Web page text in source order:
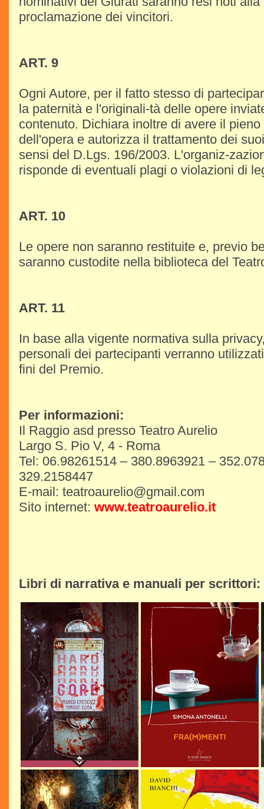
proclamazione dei vincitori.
ART. 9
Ogni Autore, per il fatto stesso di
la paternità e l'originali-tà delle opere
contenuto. Dichiara inoltre di avere il
dell'opera e autorizza il trattamento dei
sensi del D.Lgs. 196/2003. L'organiz-
risponde di eventuali plagi o violazioni di
ART. 10
Le opere non saranno restituite e, previo
saranno custodite nella biblioteca del
ART. 11
In base alla vigente normativa sulla
personali dei partecipanti verranno
fini del Premio.
Per informazioni:
Il Raggio asd presso Teatro Aurelio
Largo S. Pio V, 4 - Roma
Tel: 06.98261514 – 380.8963921 –
329.2158447
E-mail: teatroaurelio@gmail.com
Sito internet: www.teatroaurelio.it
Libri di narrativa e manuali per scrittori: